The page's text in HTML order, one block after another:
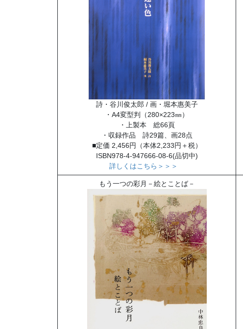
詩・谷川俊太郎 / 画・堀本惠美子
・A4変型判（280×223㎜）
・上製本 総66頁
・収録作品 詩29篇、画28点
■定価 2,456円（本体2,233円＋税）
ISBN978-4-947666-08-6(品切中)
詳しくはこちら＞＞＞
もう一つの彩月－絵とことば－